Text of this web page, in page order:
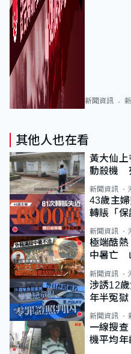
新聞資訊
其他人也在看
黃大仙
動殺機
斃
新聞資訊
43歲主
轉賬「
新聞資訊
極端酷熱
中暑亡
新聞資訊
涉誘12
年半冤
新聞資訊
一線搜
機平均